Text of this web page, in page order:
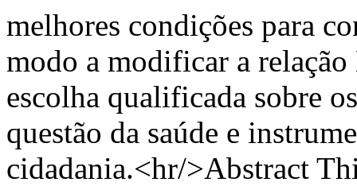
melhores condições para
modo a modificar a
escolha qualificada sobre
questão da saúde e
cidadania.<hr/>Abstract